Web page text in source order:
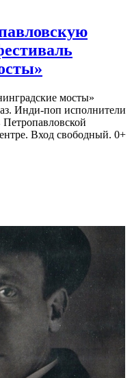
мосты»
Инди-поп исполнители
Петропавловской
Вход свободный. 0+